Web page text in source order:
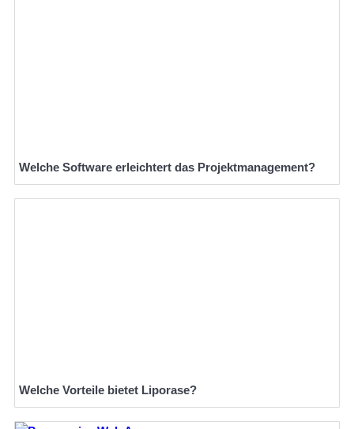
Welche Software erleichtert das Projektmanagement?
Welche Vorteile bietet Liporase?